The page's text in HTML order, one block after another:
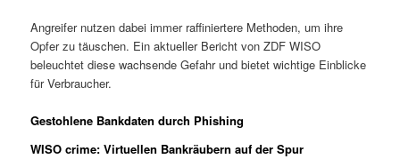
Angreifer nutzen dabei immer raffiniertere Methoden, um ihre
Opfer zu täuschen. Ein aktueller Bericht von ZDF WISO
beleuchtet diese wachsende Gefahr und bietet wichtige Einblicke
für Verbraucher.
Gestohlene Bankdaten durch Phishing
WISO crime: Virtuellen Bankräubern auf der Spur